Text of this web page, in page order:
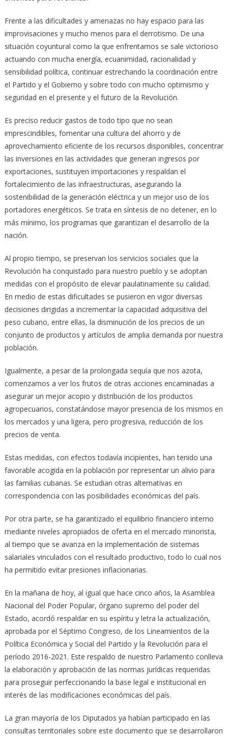
Frente a las dificultades y amenazas no hay espacio para las
improvisaciones y mucho menos para el derrotismo. De una
situación coyuntural como la que enfrentamos se sale victorioso
actuando con mucha energía, ecuanimidad, racionalidad y
sensibilidad política, continuar estrechando la coordinación entre
el Partido y el Gobierno y sobre todo con mucho optimismo y
seguridad en el presente y el futuro de la Revolución.
Es preciso reducir gastos de todo tipo que no sean
imprescindibles, fomentar una cultura del ahorro y de
aprovechamiento eficiente de los recursos disponibles, concentrar
las inversiones en las actividades que generan ingresos por
exportaciones, sustituyen importaciones y respaldan el
fortalecimiento de las infraestructuras, asegurando la
sostenibilidad de la generación eléctrica y un mejor uso de los
portadores energéticos. Se trata en síntesis de no detener, en lo
más mínimo, los programas que garantizan el desarrollo de la
nación.
Al propio tiempo, se preservan los servicios sociales que la
Revolución ha conquistado para nuestro pueblo y se adoptan
medidas con el propósito de elevar paulatinamente su calidad.
En medio de estas dificultades se pusieron en vigor diversas
decisiones dirigidas a incrementar la capacidad adquisitiva del
peso cubano, entre ellas, la disminución de los precios de un
conjunto de productos y artículos de amplia demanda por nuestra
población.
Igualmente, a pesar de la prolongada sequía que nos azota,
comenzamos a ver los frutos de otras acciones encaminadas a
asegurar un mejor acopio y distribución de los productos
agropecuarios, constatándose mayor presencia de los mismos en
los mercados y una ligera, pero progresiva, reducción de los
precios de venta.
Estas medidas, con efectos todavía incipientes, han tenido una
favorable acogida en la población por representar un alivio para
las familias cubanas. Se estudian otras alternativas en
correspondencia con las posibilidades económicas del país.
Por otra parte, se ha garantizado el equilibrio financiero interno
mediante niveles apropiados de oferta en el mercado minorista,
al tiempo que se avanza en la implementación de sistemas
salariales vinculados con el resultado productivo, todo lo cual nos
ha permitido evitar presiones inflacionarias.
En la mañana de hoy, al igual que hace cinco años, la Asamblea
Nacional del Poder Popular, órgano supremo del poder del
Estado, acordó respaldar en su espíritu y letra la actualización,
aprobada por el Séptimo Congreso, de los Lineamientos de la
Política Económica y Social del Partido y la Revolución para el
período 2016-2021. Este respaldo de nuestro Parlamento conlleva
la elaboración y aprobación de las normas jurídicas requeridas
para proseguir perfeccionando la base legal e institucional en
interés de las modificaciones económicas del país.
La gran mayoría de los Diputados ya habían participado en las
consultas territoriales sobre este documento que se desarrollaron